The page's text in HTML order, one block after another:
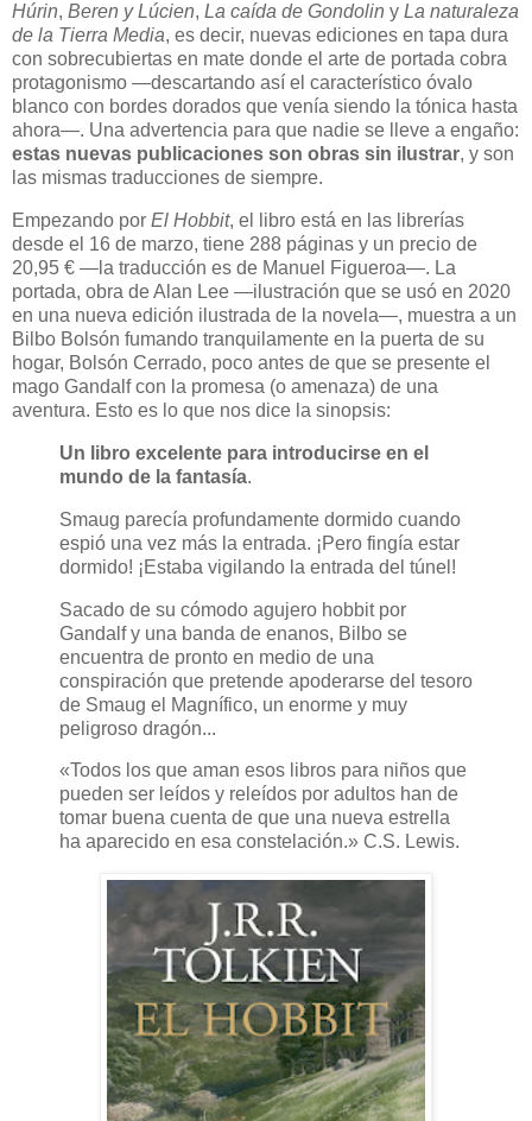
Húrin, Beren y Lúcien, La caída de Gondolin y La naturaleza
de la Tierra Media, es decir, nuevas ediciones en tapa dura
con sobrecubiertas en mate donde el arte de portada cobra
protagonismo —descartando así el característico óvalo
blanco con bordes dorados que venía siendo la tónica hasta
ahora—. Una advertencia para que nadie se lleve a engaño:
estas nuevas publicaciones son obras sin ilustrar, y son
las mismas traducciones de siempre.
Empezando por El Hobbit, el libro está en las librerías
desde el 16 de marzo, tiene 288 páginas y un precio de
20,95 € —la traducción es de Manuel Figueroa—. La
portada, obra de Alan Lee —ilustración que se usó en 2020
en una nueva edición ilustrada de la novela—, muestra a un
Bilbo Bolsón fumando tranquilamente en la puerta de su
hogar, Bolsón Cerrado, poco antes de que se presente el
mago Gandalf con la promesa (o amenaza) de una
aventura. Esto es lo que nos dice la sinopsis:
Un libro excelente para introducirse en el
mundo de la fantasía.
Smaug parecía profundamente dormido cuando
espió una vez más la entrada. ¡Pero fingía estar
dormido! ¡Estaba vigilando la entrada del túnel!
Sacado de su cómodo agujero hobbit por
Gandalf y una banda de enanos, Bilbo se
encuentra de pronto en medio de una
conspiración que pretende apoderarse del tesoro
de Smaug el Magnífico, un enorme y muy
peligroso dragón...
«Todos los que aman esos libros para niños que
pueden ser leídos y releídos por adultos han de
tomar buena cuenta de que una nueva estrella
ha aparecido en esa constelación.» C.S. Lewis.